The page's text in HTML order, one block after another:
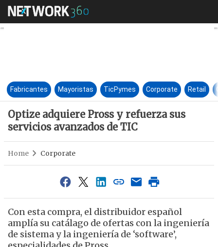
Optize adquiere Pross y
Fabricantes Mayoristas TicPymes Corporate Retail
Optize adquiere Pross y refuerza sus
servicios avanzados de TIC
Home Corporate
Con esta compra, el distribuidor español
amplía su catálago de ofertas con la ingeniería
de sistema y la ingeniería de ‘software’,